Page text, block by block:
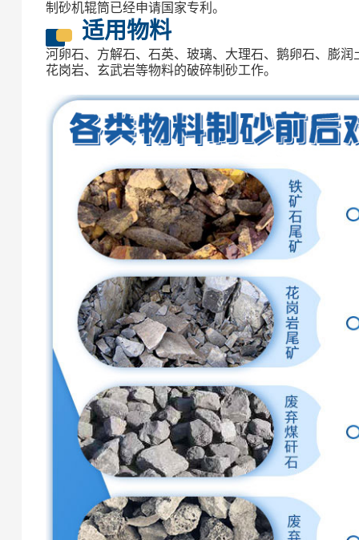
制砂机辊筒已经申请国家专利。
适用物料
河卵石、方解石、石英、玻璃、大理石、鹅卵石、膨
花岗岩、玄武岩等物料的破碎制砂工作。